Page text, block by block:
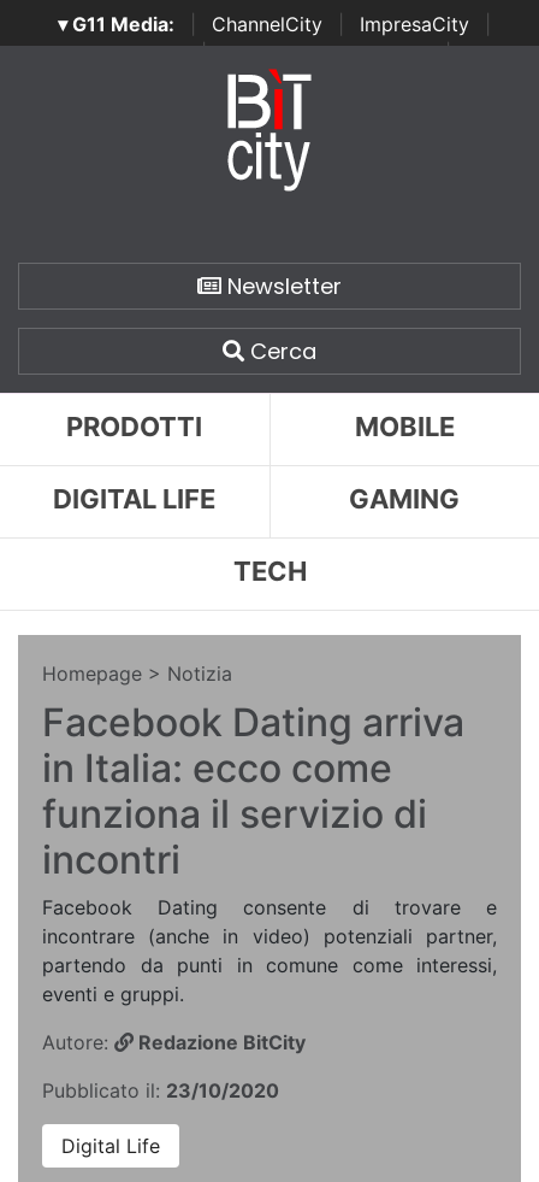
▾ G11 Media: ChannelCity ImpresaCity
SecurityOpenLab | Italian Channel Awards | Italian
Italian Security Awards
Newsletter
Cerca
PRODOTTI MOBILE
DIGITAL LIFE GAMING
TECH
Homepage > Notizia
Facebook Dating arriva
in Italia: ecco come
funziona il servizio di
incontri
Facebook Dating consente di trovare e
incontrare (anche in video) potenziali partner,
partendo da punti in comune come interessi,
eventi e gruppi.
Autore:
Redazione BitCity
Pubblicato il: 23/10/2020
Digital Life